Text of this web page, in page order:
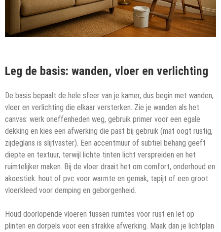
Leg de basis: wanden, vloer en verlichting
De basis bepaalt de hele sfeer van je kamer, dus begin met wanden,
vloer en verlichting die elkaar versterken. Zie je wanden als het
canvas: werk oneffenheden weg, gebruik primer voor een egale
dekking en kies een afwerking die past bij gebruik (mat oogt rustig,
zijdeglans is slijtvaster). Een accentmuur of subtiel behang geeft
diepte en textuur, terwijl lichte tinten licht verspreiden en het
ruimtelijker maken. Bij de vloer draait het om comfort, onderhoud en
akoestiek: hout of pvc voor warmte en gemak, tapijt of een groot
vloerkleed voor demping en geborgenheid.
Houd doorlopende vloeren tussen ruimtes voor rust en let op
plinten en dorpels voor een strakke afwerking. Maak dan je lichtplan